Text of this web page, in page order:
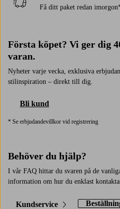
Få ditt paket redan
Första köpet? Vi ger dig
varan.
Nyheter varje vecka, exklusiva
stilinspiration – direkt till dig.
Bli kund
* Se erbjudandevillkor vid registrering
Behöver du hjälp?
I vår FAQ hittar du svaren på de
information om hur du enklast
Kundservice